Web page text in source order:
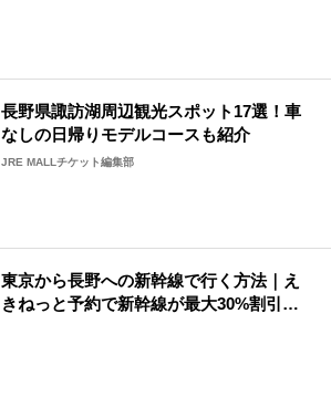
長野県諏訪湖周辺観光スポット17選！車
なしの日帰りモデルコースも紹介
JRE MALLチケット編集部
東京から長野への新幹線で行く方法｜え
きねっと予約で新幹線が最大30%割引